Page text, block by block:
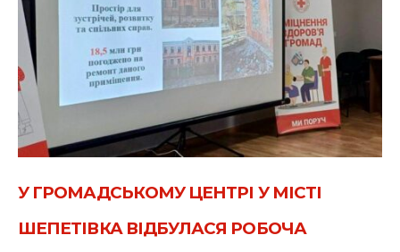
У ГРОМАДСЬКОМУ ЦЕНТРІ У МІСТІ
ШЕПЕТІВКА ВІДБУЛАСЯ РОБОЧА